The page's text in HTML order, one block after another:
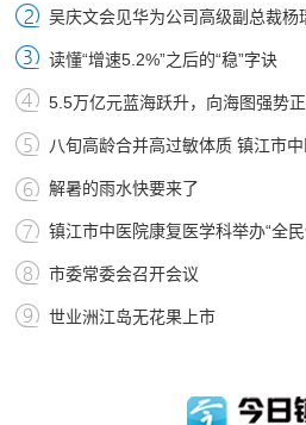
吴庆文会见华为公司高级副总裁杨
读懂“增速5.2%”之后的“稳”字诀
5.5万亿元蓝海跃升，向海图强势
八旬高龄合并高过敏体质 镇江市
解暑的雨水快要来了
镇江市中医院康复医学科举办“全
市委常委会召开会议
世业洲江岛无花果上市